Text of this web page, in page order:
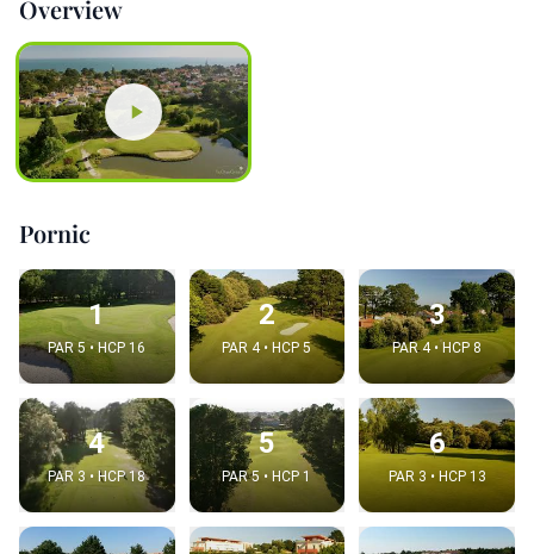
Overview
Pornic
1
PAR 5 • HCP 16
2
PAR 4 • HCP 5
3
PAR 4 • HCP 8
4
PAR 3 • HCP 18
5
PAR 5 • HCP 1
6
PAR 3 • HCP 13